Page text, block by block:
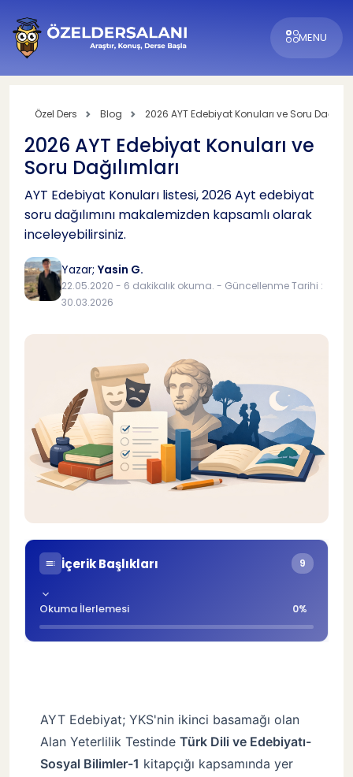
MENU
Özel Ders Blog 2026 AYT Edebiyat Konuları ve Soru
2026 AYT Edebiyat Konuları ve
Soru Dağılımları
AYT Edebiyat Konuları listesi, 2026 Ayt edebiyat
soru dağılımını makalemizden kapsamlı olarak
inceleyebilirsiniz.
Yazar;Yasin G.
22.05.2020 - 6 dakikalık okuma. - Güncellenme Tarihi :
30.03.2026
İçerik Başlıkları 9
Okuma İlerlemesi 0%
8 Yıllık Verinin Söyledikleri
AYT Edebiyat; YKS'nin ikinci basamağı olan
Alan Yeterlilik Testinde Türk Dili ve Edebiyatı-
Sosyal Bilimler-1 kitapçığı kapsamında yer